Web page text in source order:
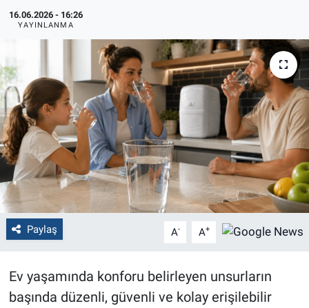
16.06.2026 - 16:26
YAYINLANMA
Paylaş A- A+
Ev yaşamında konforu belirleyen unsurların
başında düzenli, güvenli ve kolay erişilebilir
Politika
Kütahya
Gezi
Genel
Çevre
Yerel
Bilim ve Teknoloji